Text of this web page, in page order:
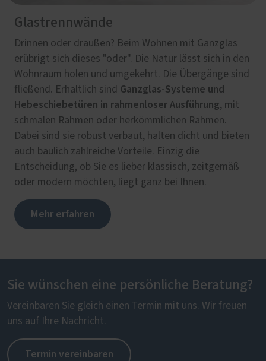
Glastrennwände
Drinnen oder draußen? Beim Wohnen mit Ganzglas
erübrigt sich dieses "oder". Die Natur lässt sich in den
Wohnraum holen und umgekehrt. Die Übergänge sind
fließend. Erhältlich sind Ganzglas-Systeme und
Hebeschiebetüren in rahmenloser Ausführung, mit
schmalen Rahmen oder herkömmlichen Rahmen.
Dabei sind sie robust verbaut, halten dicht und bieten
auch baulich zahlreiche Vorteile. Einzig die
Entscheidung, ob Sie es lieber klassisch, zeitgemäß
oder modern möchten, liegt ganz bei Ihnen.
Mehr erfahren
Sie wünschen eine persönliche Beratung?
Vereinbaren Sie gleich einen Termin mit uns. Wir freuen
uns auf Ihre Nachricht.
Termin vereinbaren